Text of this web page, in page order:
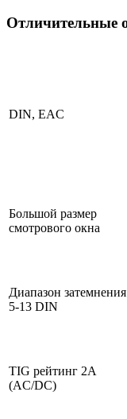
Отличительные
DIN, EAC
Большой размер
смотрового окна
Диапазон затемнения
5-13 DIN
TIG рейтинг 2А
(AC/DC)